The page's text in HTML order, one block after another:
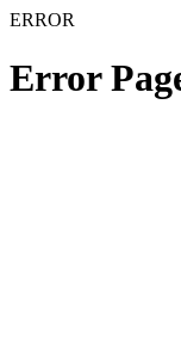
ERROR
Error